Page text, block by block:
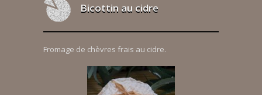
Bicottin au cidre
Fromage de chèvres frais au cidre.